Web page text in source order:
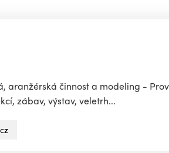
aranžérská činnost a modeling -
zábav, výstav, veletrh...